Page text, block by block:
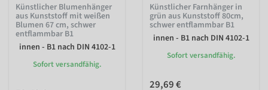
Künstlicher Blumenhänger
aus Kunststoff mit weißen
Blumen 67 cm, schwer
entflammbar B1
innen - B1 nach DIN 4102-1
Sofort versandfähig.
Künstlicher Farnhänger in
grün aus Kunststoff 80cm,
schwer entflammbar B1
innen - B1 nach DIN 4102-1
Sofort versandfähig.
29,69 €